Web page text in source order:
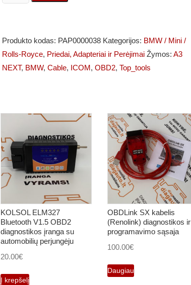
kiekis:
Produkto kodas: PAP0000038 Kategorijos: BMW / Mini /
Rolls-Royce, Priedai, Adapteriai ir Perėjimai Žymos: A3
NEXT, BMW, Cable, ICOM, OBD2, Top_tools
KOLSOL ELM327
Bluetooth V1.5 OBD2
diagnostikos įranga su
automobilių perjungėju
20.00€
Į krepšelį
OBDLink SX kabelis
(Renolink) diagnostikos ir
programavimo sąsaja
100.00€
Daugiau